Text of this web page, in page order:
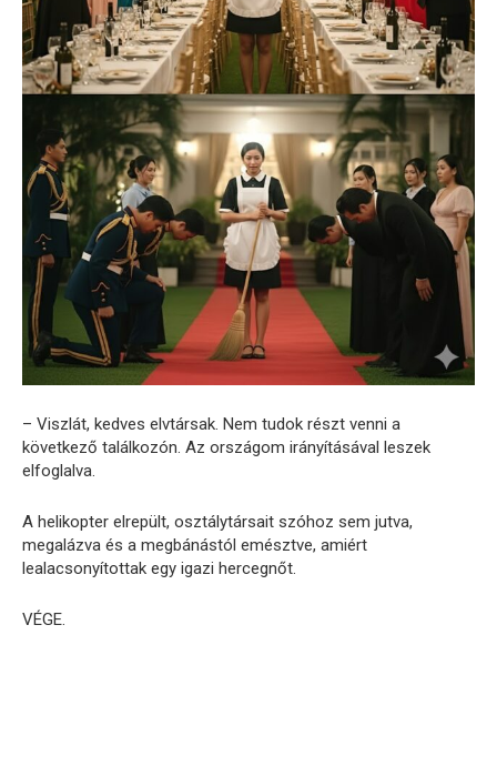
– Viszlát, kedves elvtársak. Nem tudok részt venni a
következő találkozón. Az országom irányításával leszek
elfoglalva.
A helikopter elrepült, osztálytársait szóhoz sem jutva,
megalázva és a megbánástól emésztve, amiért
lealacsonyítottak egy igazi hercegnőt.
VÉGE.